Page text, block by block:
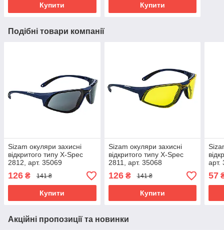
Купити Купити
Подібні товари компанії
Sizam окуляри захисні
відкритого типу X-Spec
2812, арт. 35069
126 ₴ 141 ₴
Купити
Sizam окуляри захисні
відкритого типу X-Spec
2811, арт. 35068
126₴ 141 ₴
Купити
арт.
57
Акційні пропозиції та новинки